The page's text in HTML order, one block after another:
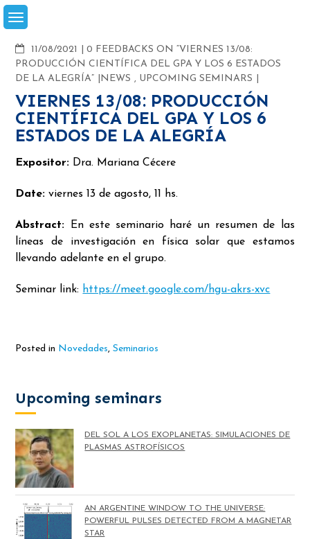
Skip
to
11/08/2021
COMMENTS
0 FEEDBACKS ON “VIERNES 13/08:
PRODUCCIÓN CIENTÍFICA DEL GPA Y LOS 6 ESTADOS
DE LA ALEGRÍA”
NEWS , UPCOMING SEMINARS
VIERNES 13/08: PRODUCCIÓN
CIENTÍFICA DEL GPA Y LOS 6
ESTADOS DE LA ALEGRÍA
Expositor: Dra. Mariana Cécere
Date: viernes 13 de agosto, 11 hs.
Abstract: En este seminario haré un resumen de las
líneas de investigación en física solar que estamos
llevando adelante en el grupo.
Seminar link: https://meet.google.com/hgu-akrs-xvc
Posted in Novedades,Seminarios
Upcoming seminars
DEL SOL A LOS EXOPLANETAS: SIMULACIONES DE
PLASMAS ASTROFÍSICOS
AN ARGENTINE WINDOW TO THE UNIVERSE:
POWERFUL PULSES DETECTED FROM A MAGNETAR
STAR